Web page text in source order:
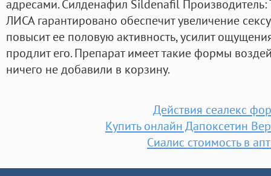
адресами. Силденафил Sildenafil
ЛИСА гарантировано обеспечит увеличение
повысит ее половую активность, усилит
продлит его. Препарат имеет такие формы
ничего не добавили в корзину.
Действия сеалекс
Купить онлайн Дапоксетин
Сиалис стоимость в